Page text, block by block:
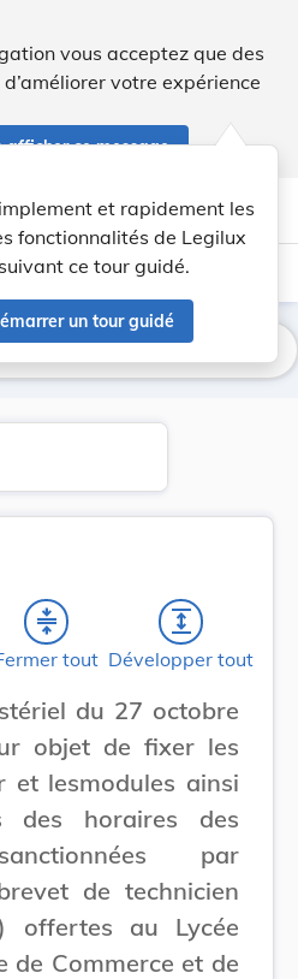
vous acceptez que des
votre expérience
afficher ce message
account_circle help Aide
et rapidement les
fonctionnalités de Legilux
ce tour guidé.
un tour guidé
light_mode dark_mode
compress
tout
expand
Développer tout
du 27 octobre
objet de fixer les
et lesmodules ainsi
des horaires des
par
de technicien
offertes au Lycée
de Commerce et de